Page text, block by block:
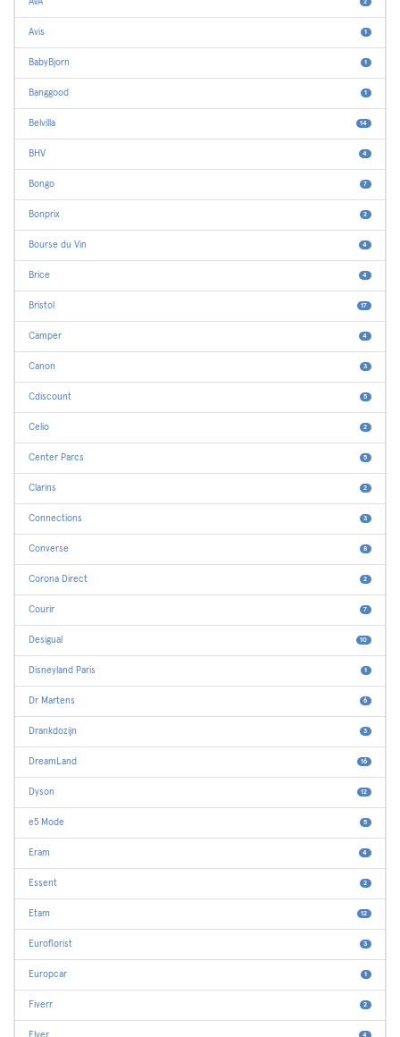
Avis 1
BabyBjorn 1
Banggood 1
Belvilla 14
BHV 4
Bongo 7
Bonprix 2
Bourse du Vin 4
Brice 4
Bristol 17
Camper 4
Canon 3
Cdiscount 5
Celio 2
Center Parcs 5
Clarins 2
Connections 3
Converse 8
Corona Direct 2
Courir 7
Desigual 10
Disneyland Paris 1
Dr Martens 6
Drankdozijn 3
DreamLand 16
Dyson 12
e5 Mode 5
Eram 4
Essent 2
Etam 12
Euroflorist 3
Europcar 1
Fiverr 2
Flyer 4